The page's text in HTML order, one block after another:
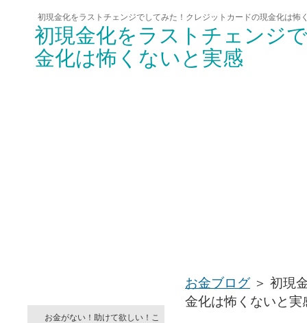
初現金化をラストチェンジでしてみた！クレジットカードの現金化は怖
初現金化をラストチェンジ
金化は怖くないと実感
お金ブログ＞ 初現
金化は怖くないと実
お金がない！助けて欲しい！こ